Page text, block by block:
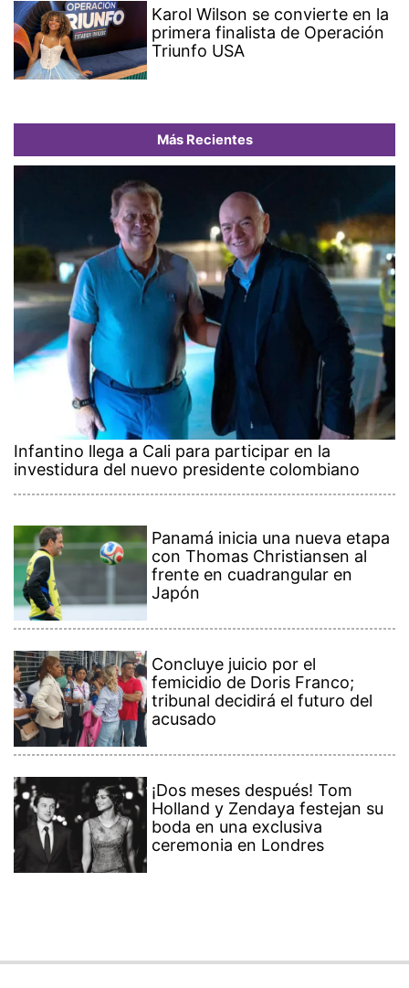
Karol Wilson se convierte en la
primera finalista de Operación
Triunfo USA
Más Recientes
Infantino llega a Cali para participar en la
investidura del nuevo presidente colombiano
Panamá inicia una nueva etapa
con Thomas Christiansen al
frente en cuadrangular en
Japón
Concluye juicio por el
femicidio de Doris Franco;
tribunal decidirá el futuro del
acusado
¡Dos meses después! Tom
Holland y Zendaya festejan su
boda en una exclusiva
ceremonia en Londres